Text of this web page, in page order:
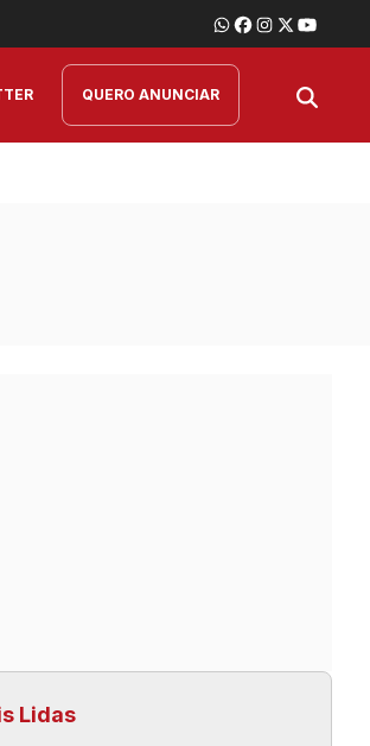
QUERO ANUNCIAR
Lidas